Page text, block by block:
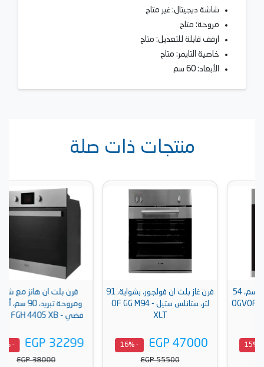
شاشة ديجيتال: غير متاح
مروحة: متاح
ارفف قابلة للتعديل: متاح
خاصية التايمر: متاح
الأبعاد: 60 سم
منتجات ذات صلة
فرن غاز بلت ان فولجور، بشواية، 91
لتر، ستانلس ستيل - OF GG M94
EGP 47000
- 16%
EGP 55500
فرن بلت ان هانز مع شواية
ومروحة تبريد، 90 سم، أسود /
EGP 32299
- 16%
EGP 38000